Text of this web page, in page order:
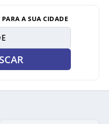
A SUA CIDADE